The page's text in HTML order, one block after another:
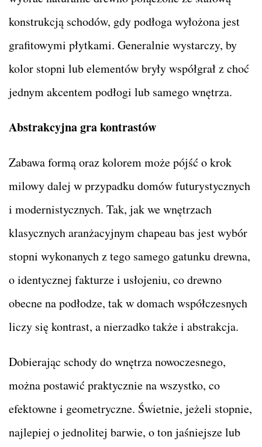
konstrukcją schodów, gdy podłoga wyłożona jest
grafitowymi płytkami. Generalnie wystarczy, by
kolor stopni lub elementów bryły współgrał z choć
jednym akcentem podłogi lub samego wnętrza.
Abstrakcyjna gra kontrastów
Zabawa formą oraz kolorem może pójść o krok
milowy dalej w przypadku domów futurystycznych
i modernistycznych. Tak, jak we wnętrzach
klasycznych aranżacyjnym chapeau bas jest wybór
stopni wykonanych z tego samego gatunku drewna,
o identycznej fakturze i usłojeniu, co drewno
obecne na podłodze, tak w domach współczesnych
liczy się kontrast, a nierzadko także i abstrakcja.
Dobierając schody do wnętrza nowoczesnego,
można postawić praktycznie na wszystko, co
efektowne i geometryczne. Świetnie, jeżeli stopnie,
najlepiej o jednolitej barwie, o ton jaśniejsze lub